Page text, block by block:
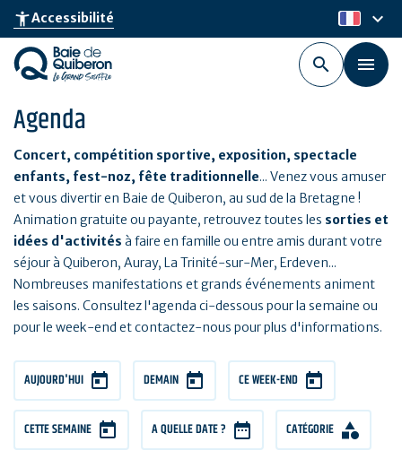
Aller
au
contenu
principal
accessibility_newAccessibilité fr
keyboard_arrow_down
Agenda
Concert, compétition sportive, exposition, spectacle
enfants, fest-noz, fête traditionnelle... Venez vous amuser
et vous divertir en Baie de Quiberon, au sud de la Bretagne !
Animation gratuite ou payante, retrouvez toutes les sorties et
idées d'activités à faire en famille ou entre amis durant votre
séjour à Quiberon, Auray, La Trinité-sur-Mer, Erdeven...
Nombreuses manifestations et grands événements animent
les saisons. Consultez l'agenda ci-dessous pour la semaine ou
pour le week-end et contactez-nous pour plus d'informations.
AUJOURD'HUI DEMAIN CE WEEK-END
CETTE SEMAINE A QUELLE DATE ? CATÉGORIE